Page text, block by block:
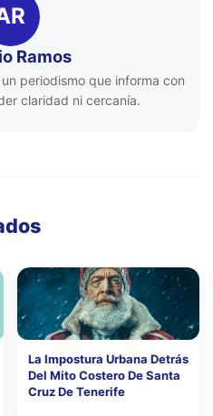
Ramos
periodismo que informa con
claridad ni cercanía.
La Impostura Urbana Detrás
Del Mito Costero De Santa
Cruz De Tenerife